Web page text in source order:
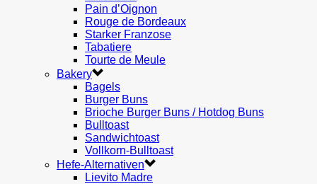
Pain d’Oignon
Rouge de Bordeaux
Starker Franzose
Tabatiere
Tourte de Meule
Bakery
Bagels
Burger Buns
Brioche Burger Buns / Hotdog Buns
Bulltoast
Sandwichtoast
Vollkorn-Bulltoast
Hefe-Alternativen
Lievito Madre